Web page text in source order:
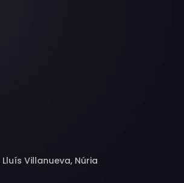
Villanueva, Núria
Intente, Lluís Xavier